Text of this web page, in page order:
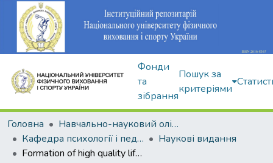
Фонди
та
зібрання
Пошук за
критеріями
Головна
Навчально-науковий олімпійський інститут
Кафедра психології і педагогіки
Наукові видання
Formation of high quality life of students-sportsmen